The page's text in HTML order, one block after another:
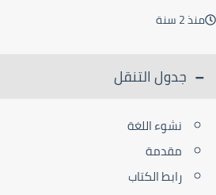
منذ 2 سنة
جدول التنقل
نشوء اللغة
مقدمة
رابط الكتاب